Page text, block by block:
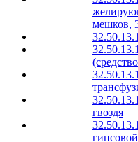
мешков,
гвоздя